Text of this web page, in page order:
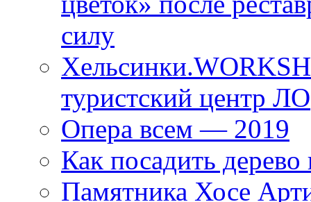
силу
туристский центр ЛО
Опера всем — 2019
Как посадить дерево
Памятника Хосе